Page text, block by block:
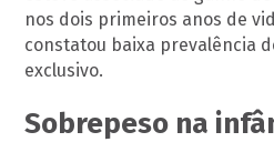
nos dois primeiros anos de
constatou baixa prevalência
exclusivo.
Sobrepeso na